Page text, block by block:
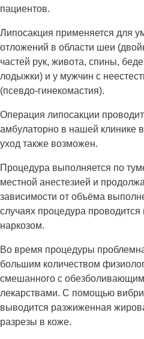
пациентов.
Липосакция применяется для
отложений в области шеи
частей рук, живота, спины,
лодыжки) и у мужчин с
(псевдо-гинекомастия).
Операция липосакции
амбулаторно в нашей клинике
уход также возможен.
Процедура выполняется по
местной анестезией и
зависимости от объёма
случаях процедура
наркозом.
Во время процедуры
большим количеством
смешанного с
лекарствами. С помощью
выводится разжиженная
разрезы в коже.